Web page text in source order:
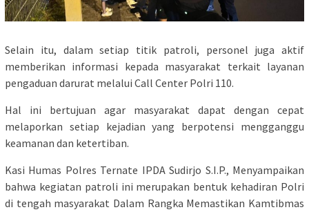
Selain itu, dalam setiap titik patroli, personel juga aktif
memberikan informasi kepada masyarakat terkait layanan
pengaduan darurat melalui Call Center Polri 110.
Hal ini bertujuan agar masyarakat dapat dengan cepat
melaporkan setiap kejadian yang berpotensi mengganggu
keamanan dan ketertiban.
Kasi Humas Polres Ternate IPDA Sudirjo S.I.P., Menyampaikan
bahwa kegiatan patroli ini merupakan bentuk kehadiran Polri
di tengah masyarakat Dalam Rangka Memastikan Kamtibmas